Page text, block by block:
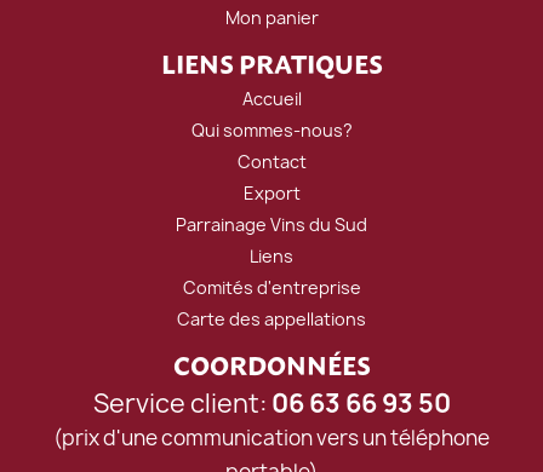
Mon panier
LIENS PRATIQUES
Accueil
Qui sommes-nous?
Contact
Export
Parrainage Vins du Sud
Liens
Comités d'entreprise
Carte des appellations
COORDONNÉES
Service client: 06 63 66 93 50
(prix d'une communication vers un téléphone